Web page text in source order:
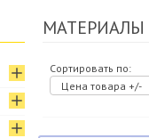
Сортировать по:
Цена товара +/-